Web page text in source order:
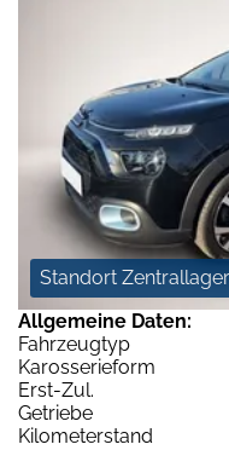
Standort Zentrallager
Allgemeine Daten:
Fahrzeugtyp
Karosserieform
Erst-Zul.
Getriebe
Kilometerstand